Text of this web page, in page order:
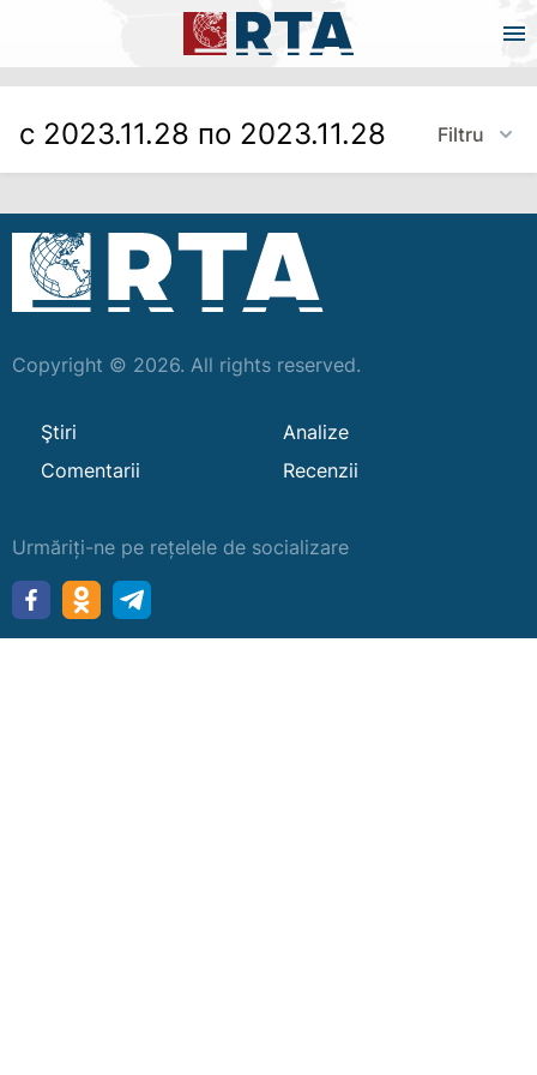
с 2023.11.28 по 2023.11.28 Filtru
Copyright © 2026. All rights reserved.
Ştiri
Analize
Comentarii
Recenzii
Urmăriți-ne pe rețelele de socializare